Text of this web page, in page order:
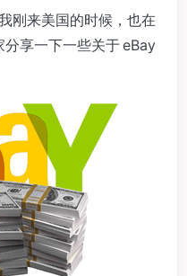
刚来美国的时候，也在
享一下一些关于 eBay